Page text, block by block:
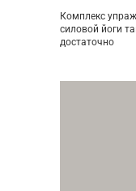
Комплекс
силовой йоги
достаточно